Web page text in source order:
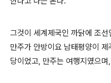
그것이 세계제국인 까닭에 조
만주가 안방이요 남태평양이
당이었고, 만주는 여행지였으